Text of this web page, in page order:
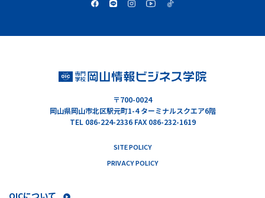
〒700-0024
岡山県岡山市北区駅元町1-4 ターミナルスクエア6階
TEL 086-224-2336 FAX 086-232-1619
SITE POLICY
PRIVACY POLICY